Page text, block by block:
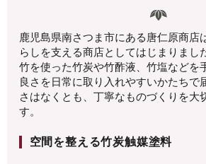
鹿児島県南さつま市にある唐仁原商店
らしを支える商店としてはじまりまし
竹を使った竹炭や竹酢液、竹塩などを
良さを日常に取り入れやすいかたちで
さはなくとも、丁寧なものづくりを大
す。
空間を整える竹炭触媒塗料